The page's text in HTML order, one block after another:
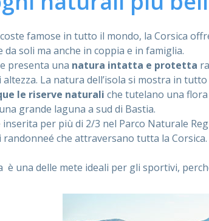
famose in tutto il mondo, la Corsica
da soli ma anche in coppia e in famiglia.
presenta una natura intatta e protetta
altezza. La natura dell’isola si mostra in
le riserve naturali che tutelano una flora
grande laguna a sud di Bastia.
inserita per più di 2/3 nel Parco Naturale
che attraversano tutta la
è una delle mete ideali per gli sportivi,